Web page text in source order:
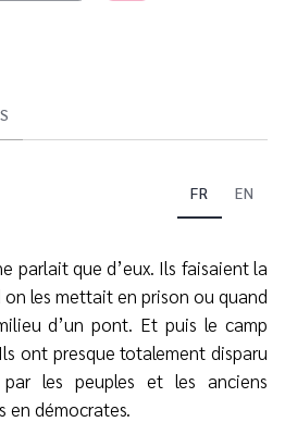
FR EN
parlait que d’eux. Ils faisaient la
les mettait en prison ou quand
d’un pont. Et puis le camp
ont presque totalement disparu
les peuples et les anciens
en démocrates.